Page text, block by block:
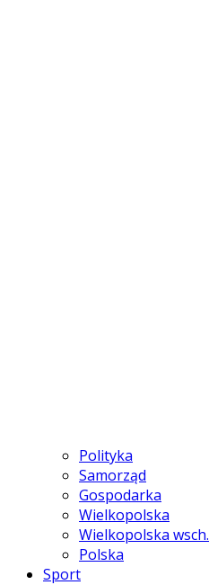
Polityka
Samorząd
Gospodarka
Wielkopolska
Wielkopolska wsch.
Polska
Sport